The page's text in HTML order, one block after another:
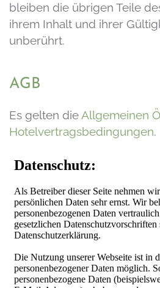
bleiben die übrigen Teile
ihrem Inhalt und ihrer
unberührt.
AGB
Es gelten die Allgemeinen
Hotelvertragsbedingungen.